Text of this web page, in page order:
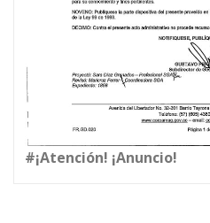
#¡Atención! ¡Anuncio!